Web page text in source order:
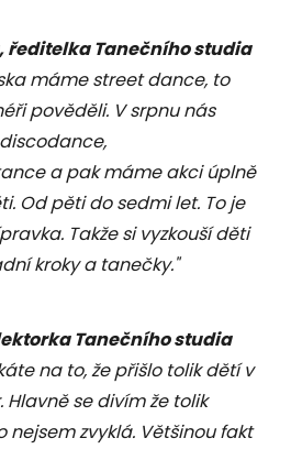
ředitelka Tanečního studia
máme street dance, to
pověděli. V srpnu nás
a pak máme akci úplně
Od pěti do sedmi let. To je
Takže si vyzkouší děti
kroky a tanečky."
Tanečního studia
na to, že přišlo tolik dětí v
Hlavně se divím že tolik
nejsem zvyklá. Většinou fakt